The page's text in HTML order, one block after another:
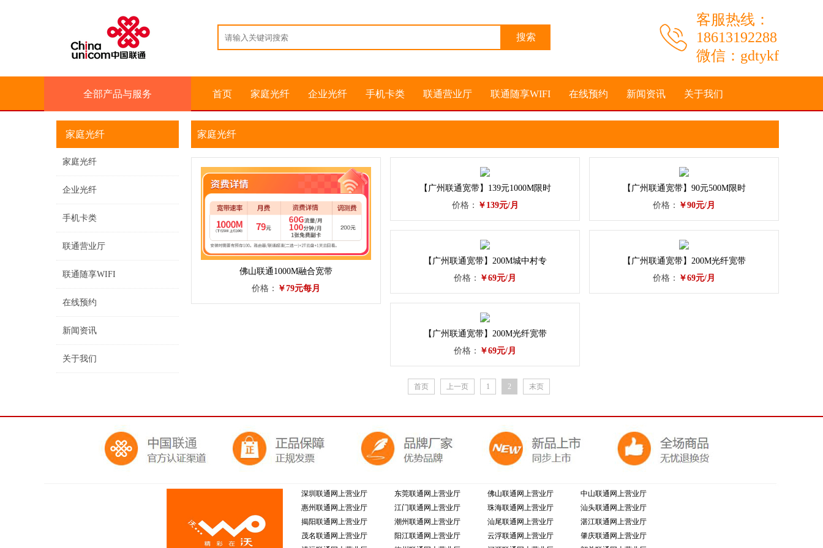
客服热线：
18613192288
微信：gdtykf
全部产品与服务 首页 家庭光纤 企业光纤 手机卡类 联通营业厅 联通随享WIFI 在线预约 新闻资讯 关于我们
家庭光纤
佛山联通1000M融合宽带
价格： ￥79元每月
【广州联通宽带】139元1000M限时
价格： ￥139元/月
【广州联通宽带】90元500M限时
价格： ￥90元/月
【广州联通宽带】200M城中村专
价格： ￥69元/月
【广州联通宽带】200M光纤宽带
价格： ￥69元/月
【广州联通宽带】200M光纤宽带
价格： ￥69元/月
首页 上一页 1 2 末页
家庭光纤
家庭光纤
企业光纤
手机卡类
联通营业厅
联通随享WIFI
在线预约
新闻资讯
关于我们
深圳联通网上营业厅 东莞联通网上营业厅 佛山联通网上营业厅
中山联通网上营业厅
惠州联通网上营业厅
江门联通网上营业厅 珠海联通网上营业厅
汕头联通网上营业厅
揭阳联通网上营业厅
潮州联通网上营业厅 汕尾联通网上营业厅
湛江联通网上营业厅
茂名联通网上营业厅
阳江联通网上营业厅 云浮联通网上营业厅
肇庆联通网上营业厅